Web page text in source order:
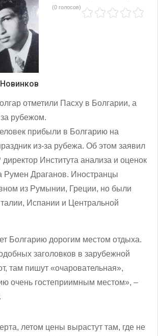
(0 голосов)
отметили Пасху в Болгарии, а
рубежом.
прибыли в Болгарию на
из-за рубежа. Об этом заявил
Института анализа и оценок
Румен Драганов. Иностранцы
из Румынии, Греции, но были
Испании и Центральной
Болгарию дорогим местом отдыха.
заголовков в зарубежной
там пишут «очаровательная»,
очень гостеприимным местом», –
летом цены вырастут там, где не